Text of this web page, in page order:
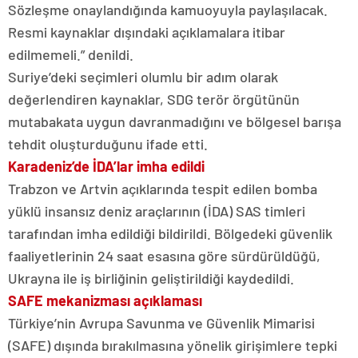
Sözleşme onaylandığında kamuoyuyla paylaşılacak.
Resmi kaynaklar dışındaki açıklamalara itibar
edilmemeli.” denildi.
Suriye’deki seçimleri olumlu bir adım olarak
değerlendiren kaynaklar, SDG terör örgütünün
mutabakata uygun davranmadığını ve bölgesel barışa
tehdit oluşturduğunu ifade etti.
Karadeniz’de İDA’lar imha edildi
Trabzon ve Artvin açıklarında tespit edilen bomba
yüklü insansız deniz araçlarının (İDA) SAS timleri
tarafından imha edildiği bildirildi. Bölgedeki güvenlik
faaliyetlerinin 24 saat esasına göre sürdürüldüğü,
Ukrayna ile iş birliğinin geliştirildiği kaydedildi.
SAFE mekanizması açıklaması
Türkiye’nin Avrupa Savunma ve Güvenlik Mimarisi
(SAFE) dışında bırakılmasına yönelik girişimlere tepki